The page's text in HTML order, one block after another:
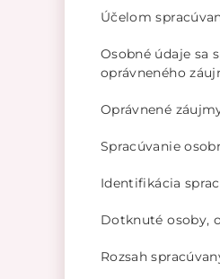
Účelom
Osobné údaje sa
oprávneného
Oprávnené
Spracúvanie
Identifikácia
Dotknuté osoby,
Rozsah